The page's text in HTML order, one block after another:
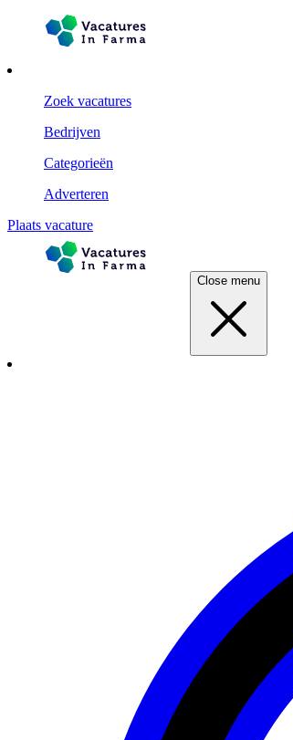
Zoek vacatures
Bedrijven
Categorieën
Adverteren
Plaats vacature
Close menu